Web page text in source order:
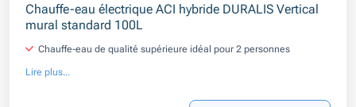
Chauffe-eau électrique ACI hybride DURALIS Vertical
mural standard 100L
Chauffe-eau de qualité supérieure idéal pour 2 personnes
Lire plus...